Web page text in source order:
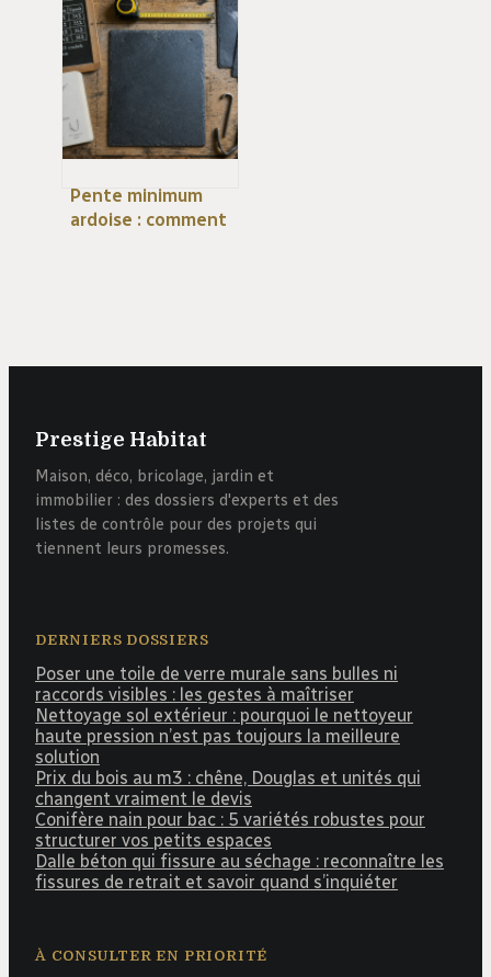
les erreurs de
dimensions et de
cuisson
Pente minimum
ardoise : comment
Prestige Habitat
Maison, déco, bricolage, jardin et
immobilier : des dossiers d'experts et des
listes de contrôle pour des projets qui
tiennent leurs promesses.
DERNIERS DOSSIERS
Poser une toile de verre murale sans bulles ni
raccords visibles : les gestes à maîtriser
Nettoyage sol extérieur : pourquoi le nettoyeur
haute pression n’est pas toujours la meilleure
solution
Prix du bois au m3 : chêne, Douglas et unités qui
changent vraiment le devis
Conifère nain pour bac : 5 variétés robustes pour
structurer vos petits espaces
Dalle béton qui fissure au séchage : reconnaître les
fissures de retrait et savoir quand s’inquiéter
À CONSULTER EN PRIORITÉ